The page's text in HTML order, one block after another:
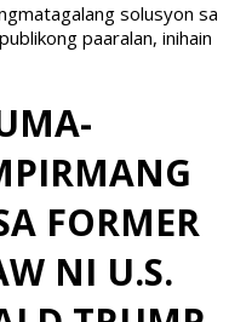
solusyon sa
paaralan, inihain
FORMER
NI U.S.